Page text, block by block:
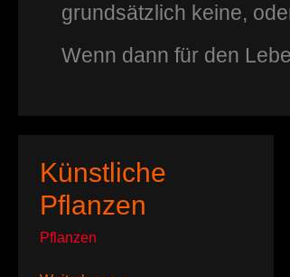
grundsätzlich keine,
Wenn dann für den
Künstliche
Pflanzen
Pflanzen